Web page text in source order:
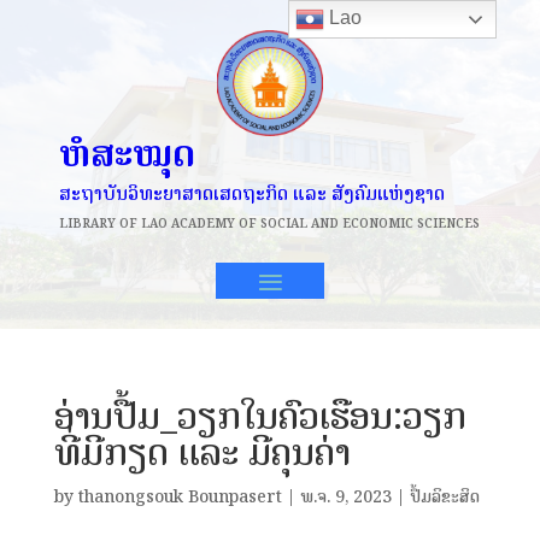
ຫໍສະໝຸດ
ສະຖາບັນວິທະຍາສາດເສດຖະກິດ ແລະ ສັງຄົມແຫ່ງຊາດ
LIBRARY OF LAO ACADEMY OF SOCIAL AND ECONOMIC SCIENCES
ອ່ານປື້ມ_ວຽກໃນຄົວເຮືອນ:ວຽກ
ທີ່ມີກຽດ ແລະ ມີຄຸນຄ່າ
bythanongsouk Bounpasert| ​ພ.ຈ. 9, 2023| ປຶ້ມລິຂະສິດ
Lao